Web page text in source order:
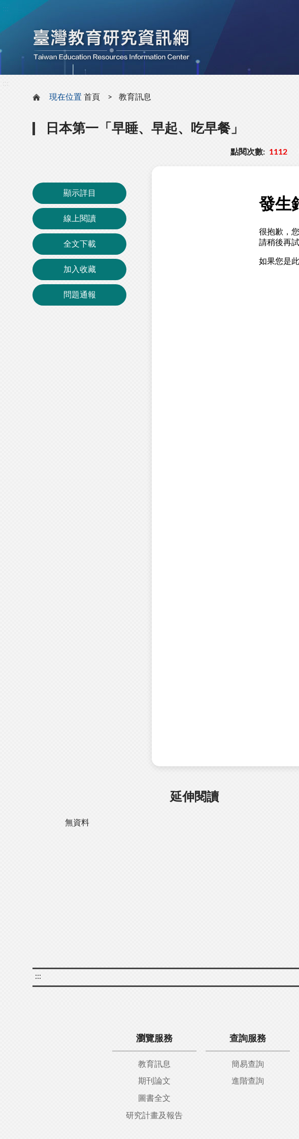
現在位置 首頁 教育訊息
日本第一「早睡、早起、吃早餐」
點閱次數: 1112
顯示詳目
線上閱讀
全文下載
加入收藏
問題通報
延伸閱讀
無資料
:::
瀏覽服務
教育訊息
期刊論文
圖書全文
研究計畫及報告
查詢服務
簡易查詢
進階查詢